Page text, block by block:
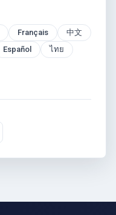
Français
中文
Español
ไทย